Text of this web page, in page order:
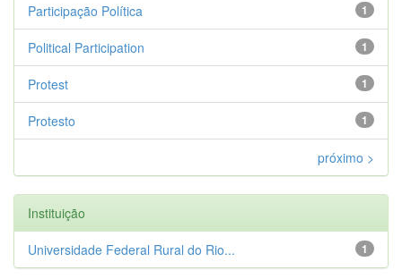
1
Participação Política
1
Political Participation
1
Protest
1
Protesto
próximo >
Instituição
1
Universidade Federal Rural do Rio...